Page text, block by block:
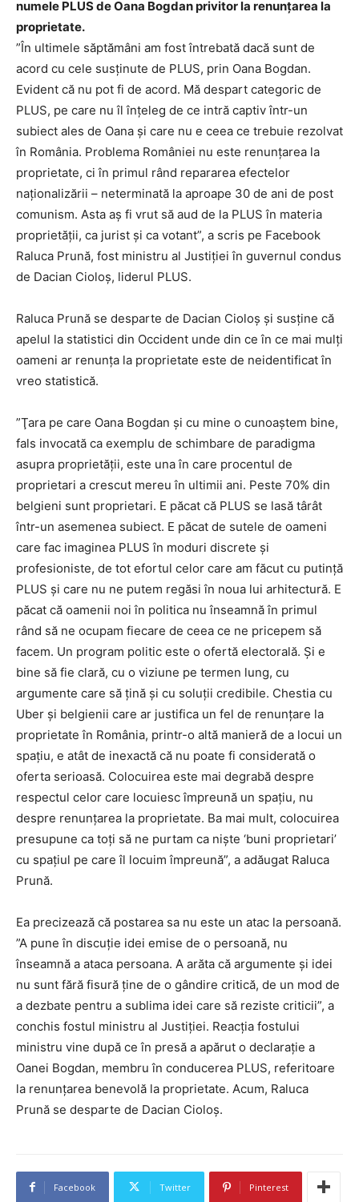
numele PLUS de Oana Bogdan privitor la renunţarea la
proprietate.
”În ultimele săptămâni am fost întrebată dacă sunt de
acord cu cele susţinute de PLUS, prin Oana Bogdan.
Evident că nu pot fi de acord. Mă despart categoric de
PLUS, pe care nu îl înţeleg de ce intră captiv într-un
subiect ales de Oana şi care nu e ceea ce trebuie rezolvat
în România. Problema României nu este renunţarea la
proprietate, ci în primul rând repararea efectelor
naţionalizării – neterminată la aproape 30 de ani de post
comunism. Asta aş fi vrut să aud de la PLUS în materia
proprietăţii, ca jurist şi ca votant”, a scris pe Facebook
Raluca Prună, fost ministru al Justiţiei în guvernul condus
de Dacian Cioloş, liderul PLUS.
Raluca Prună se desparte de Dacian Cioloș și susţine că
apelul la statistici din Occident unde din ce în ce mai mulţi
oameni ar renunţa la proprietate este de neidentificat în
vreo statistică.
”Ţara pe care Oana Bogdan şi cu mine o cunoaştem bine,
fals invocată ca exemplu de schimbare de paradigma
asupra proprietăţii, este una în care procentul de
proprietari a crescut mereu în ultimii ani. Peste 70% din
belgieni sunt proprietari. E păcat că PLUS se lasă târât
într-un asemenea subiect. E păcat de sutele de oameni
care fac imaginea PLUS în moduri discrete şi
profesioniste, de tot efortul celor care am făcut cu putinţă
PLUS şi care nu ne putem regăsi în noua lui arhitectură. E
păcat că oamenii noi în politica nu înseamnă în primul
rând să ne ocupam fiecare de ceea ce ne pricepem să
facem. Un program politic este o ofertă electorală. Şi e
bine să fie clară, cu o viziune pe termen lung, cu
argumente care să ţină şi cu soluţii credibile. Chestia cu
Uber şi belgienii care ar justifica un fel de renunţare la
proprietate în România, printr-o altă manieră de a locui un
spaţiu, e atât de inexactă că nu poate fi considerată o
oferta serioasă. Colocuirea este mai degrabă despre
respectul celor care locuiesc împreună un spaţiu, nu
despre renunţarea la proprietate. Ba mai mult, colocuirea
presupune ca toţi să ne purtam ca nişte ‘buni proprietari’
cu spaţiul pe care îl locuim împreună”, a adăugat Raluca
Prună.
Ea precizează că postarea sa nu este un atac la persoană.
”A pune în discuţie idei emise de o persoană, nu
înseamnă a ataca persoana. A arăta că argumente şi idei
nu sunt fără fisură ţine de o gândire critică, de un mod de
a dezbate pentru a sublima idei care să reziste criticii”, a
conchis fostul ministru al Justiţiei. Reacţia fostului
ministru vine după ce în presă a apărut o declaraţie a
Oanei Bogdan, membru în conducerea PLUS, referitoare
la renunţarea benevolă la proprietate. Acum, Raluca
Prună se desparte de Dacian Cioloș.
Facebook Twitter Pinterest